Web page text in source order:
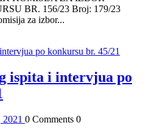
BR. 156/23 Broj: 179/23
za izbor...
ispita i intervjua po
2021 0 Comments 0